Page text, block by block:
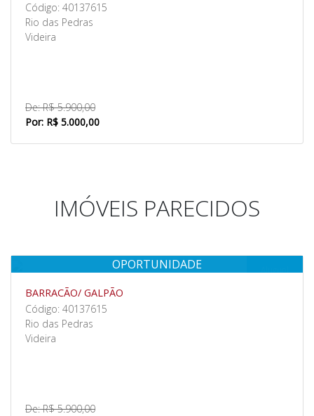
Código: 40137615
Rio das Pedras
Videira
De: R$ 5.900,00
Por: R$ 5.000,00
IMÓVEIS PARECIDOS
Aluguel
OPORTUNIDADE
BARRACÃO/ GALPÃO
Código: 40137615
Rio das Pedras
Videira
De: R$ 5.900,00